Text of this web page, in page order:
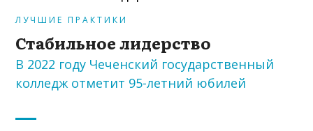
ЛУЧШИЕ ПРАКТИКИ
Стабильное лидерство
В 2022 году Чеченский государственный
колледж отметит 95-летний юбилей